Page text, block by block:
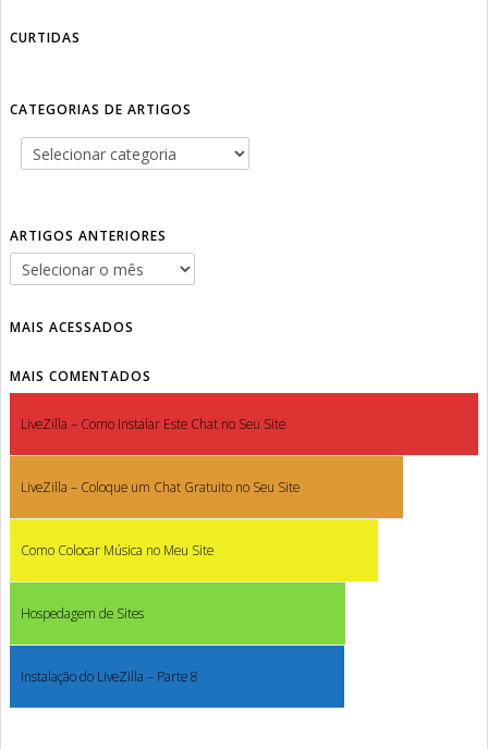
CURTIDAS
CATEGORIAS DE ARTIGOS
ARTIGOS ANTERIORES
MAIS ACESSADOS
MAIS COMENTADOS
LiveZilla – Como Instalar Este Chat no Seu Site
LiveZilla – Coloque um Chat Gratuito no Seu Site
Como Colocar Música no Meu Site
Hospedagem de Sites
Instalação do LiveZilla – Parte 8